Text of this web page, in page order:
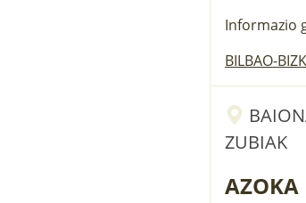
Informazio
BILBAO-
ZUBIAK
AZOKA